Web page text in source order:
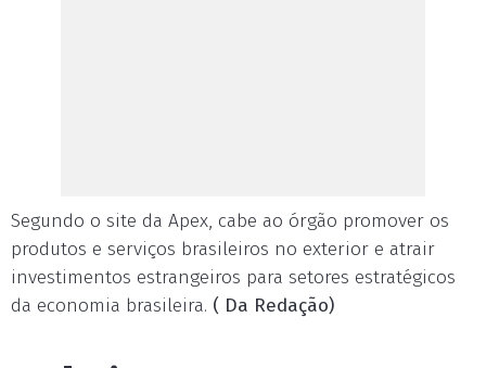
Segundo o site da Apex, cabe ao órgão promover os
produtos e serviços brasileiros no exterior e atrair
investimentos estrangeiros para setores estratégicos
da economia brasileira. ( Da Redação)